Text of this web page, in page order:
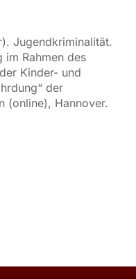
Jugendkriminalität.
im Rahmen des
Kinder- und
der
(online), Hannover.